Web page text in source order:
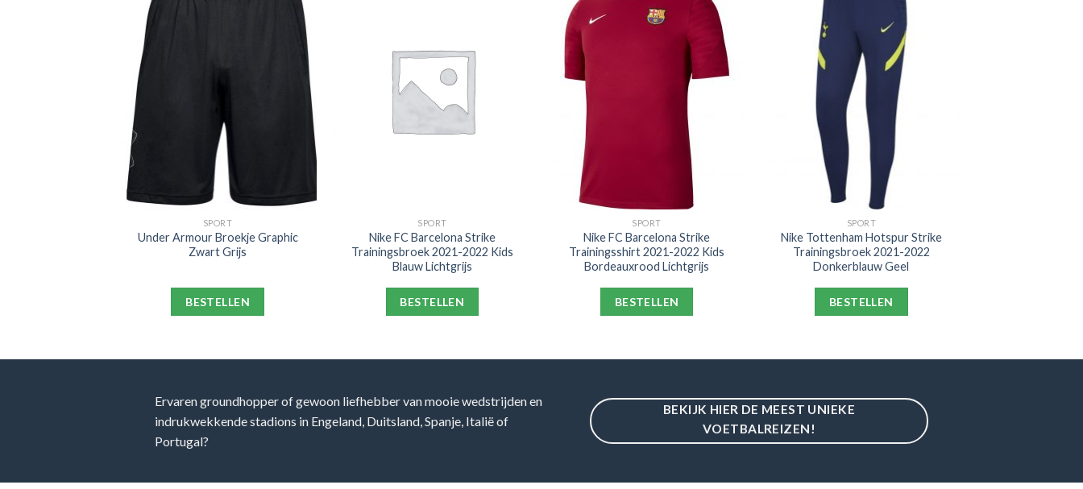
SPORT
Under Armour Broekje Graphic
Zwart Grijs
BESTELLEN
SPORT
Nike FC Barcelona Strike
Trainingsbroek 2021-2022 Kids
Blauw Lichtgrijs
BESTELLEN
SPORT
Nike FC Barcelona Strike
Trainingsshirt 2021-2022 Kids
Bordeauxrood Lichtgrijs
BESTELLEN
SPORT
Nike Tottenham Hotspur Strike
Trainingsbroek 2021-2022
Donkerblauw Geel
BESTELLEN
Ervaren groundhopper of gewoon liefhebber van mooie wedstrijden en
indrukwekkende stadions in Engeland, Duitsland, Spanje, Italië of
Portugal?
BEKIJK HIER DE MEEST UNIEKE
VOETBALREIZEN!